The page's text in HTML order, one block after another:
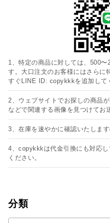
1、特定の商品に対しては、500
す。大口注文のお客様にはさらに
すぐLINE ID: copykkkを追加して
2、ウェブサイトでお探しの商品
などで関連する画像を見つけてお
3、在庫を速やかに確認いたしま
4、copykkkは代金引換にも対応
ください。
分類